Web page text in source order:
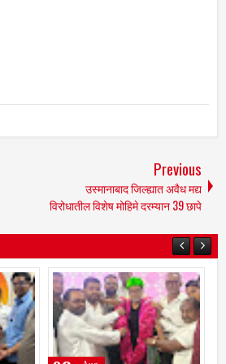
Previous
उस्मानाबाद जिल्ह्यात अवैध मद्य
विरोधातील विशेष मोहिमे दरम्यान 39 छापे